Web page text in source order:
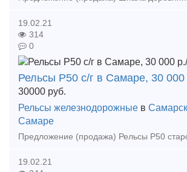
19.02.21
314
0
Рельсы Р50 с/г в Самаре, 30 000
30000 руб.
Рельсы железнодорожные в
Самаре
19.02.21